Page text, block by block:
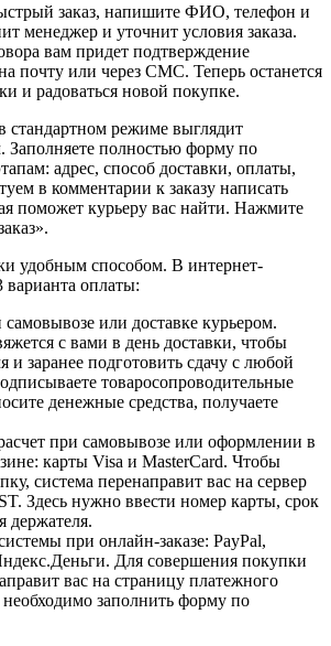
заказ, напишите ФИО, телефон и
менеджер и уточнит условия заказа.
вам придет подтверждение
почту или через СМС. Теперь останется
и радоваться новой покупке.
стандартном режиме выглядит
Заполняете полностью форму по
адрес, способ доставки, оплаты,
в комментарии к заказу написать
поможет курьеру вас найти. Нажмите
удобным способом. В интернет-
варианта оплаты:
или доставке курьером.
с вами в день доставки, чтобы
и заранее подготовить сдачу с любой
товаросопроводительные
денежные средства, получаете
при самовывозе или оформлении в
карты Visa и MasterCard. Чтобы
система перенаправит вас на сервер
Здесь нужно ввести номер карты, срок
держателя.
при онлайн-заказе: PayPal,
Для совершения покупки
вас на страницу платежного
необходимо заполнить форму по